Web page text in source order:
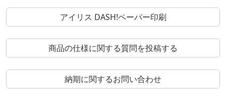
アイリス DASH!ペーパー印刷
商品の仕様に関する質問を投稿する
納期に関するお問い合わせ